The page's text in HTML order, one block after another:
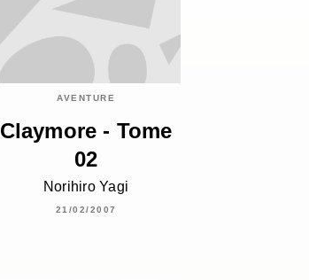
AVENTURE
Claymore - Tome
02
Norihiro Yagi
21/02/2007